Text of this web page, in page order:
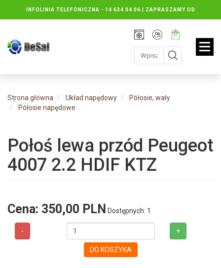
INFOLINIA TELEFONICZNA - 14 634 04 06 | ZAPRASZAMY OD
PONIEDZIAŁKU DO PIĄTKU : 8.30 DO 16.30, SOBOTY: 8.30 DO 13.00
Rejestracja
Moje
konto
Twój
koszyk:
jest
pusty
Strona główna Układ napędowy
Półosie, wały
Półosie napędowe
Połoś lewa przód Peugeot
4007 2.2 HDIF KTZ
Cena: 350,00 PLN Dostępnych: 1
- +
DO KOSZYKA